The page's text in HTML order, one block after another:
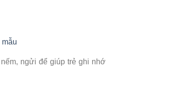
ngửi để giúp trẻ ghi nhớ